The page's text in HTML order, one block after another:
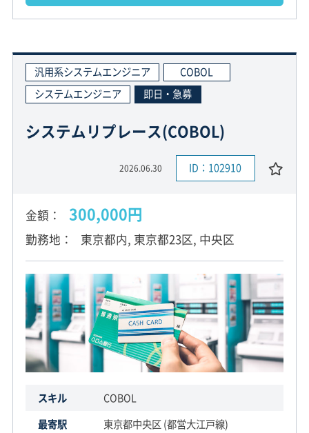
汎用系システムエンジニア
COBOL
システムエンジニア
即日・急募
システムリプレース(COBOL)
2026.06.30 ID：102910
金額 300,000円
勤務地 東京都内, 東京都23区, 中央区
スキル
COBOL
最寄駅
東京都中央区 (都営大江戸線)